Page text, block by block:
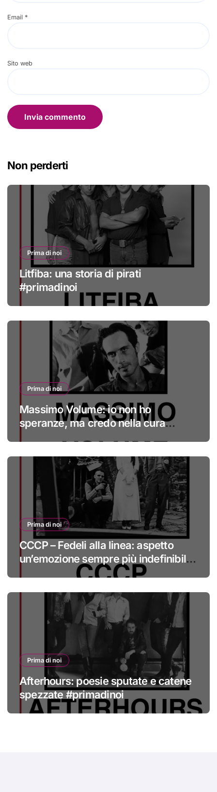
Email *
Sito web
Non perderti
Prima di noi
Litfiba: una storia di pirati
#primadinoi
Prima di noi
Massimo Volume: io non ho
speranze, ma credo nella cura
Prima di noi
CCCP – Fedeli alla linea: aspetto
un’emozione sempre più indefinibile
#primadinoi
Prima di noi
Afterhours: poesie sputate e catene
spezzate #primadinoi